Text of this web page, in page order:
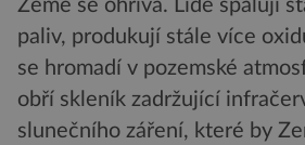
Země se ohřívá. Lidé spalují
paliv, produkují stále více
se hromadí v pozemské
obří skleník zadržující
slunečního záření, které by